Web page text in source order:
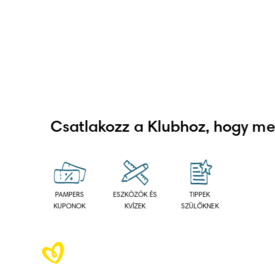
Csatlakozz a Klubhoz, hogy
PAMPERS
KUPONOK
ESZKÖZÖK ÉS
KVÍZEK
TIPPEK
SZÜLŐKNEK